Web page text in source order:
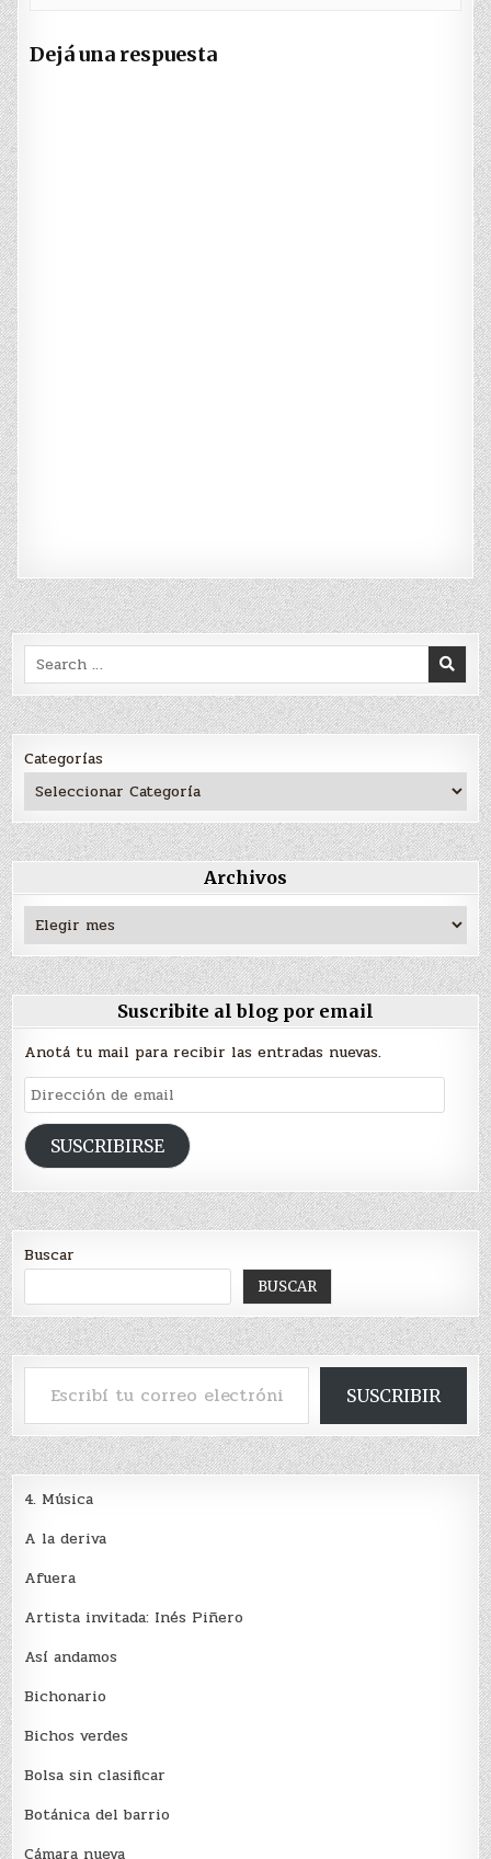
Dejá una respuesta
Search
for:
Categorías
Archivos
Archivos
Suscribite al blog por email
Anotá tu mail para recibir las entradas nuevas.
Dirección
de
emailSUSCRIBIRSE
Buscar
BUSCAR
Escribí tu correo electrónico…
SUSCRIBIR
4. Música
A la deriva
Afuera
Artista invitada: Inés Piñero
Así andamos
Bichonario
Bichos verdes
Bolsa sin clasificar
Botánica del barrio